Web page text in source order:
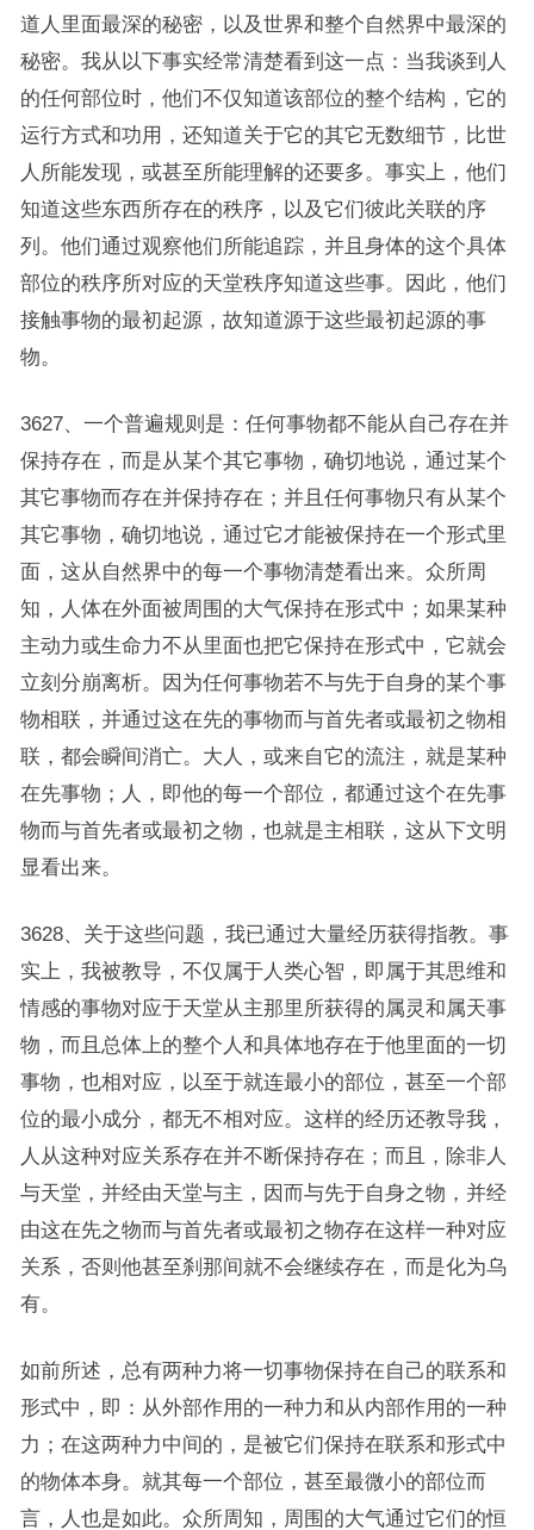
道人里面最深的秘密，以及世界和整个自然界中最深的
秘密。我从以下事实经常清楚看到这一点：当我谈到人
的任何部位时，他们不仅知道该部位的整个结构，它的
运行方式和功用，还知道关于它的其它无数细节，比世
人所能发现，或甚至所能理解的还要多。事实上，他们
知道这些东西所存在的秩序，以及它们彼此关联的序
列。他们通过观察他们所能追踪，并且身体的这个具体
部位的秩序所对应的天堂秩序知道这些事。因此，他们
接触事物的最初起源，故知道源于这些最初起源的事
物。
3627、一个普遍规则是：任何事物都不能从自己存在并
保持存在，而是从某个其它事物，确切地说，通过某个
其它事物而存在并保持存在；并且任何事物只有从某个
其它事物，确切地说，通过它才能被保持在一个形式里
面，这从自然界中的每一个事物清楚看出来。众所周
知，人体在外面被周围的大气保持在形式中；如果某种
主动力或生命力不从里面也把它保持在形式中，它就会
立刻分崩离析。因为任何事物若不与先于自身的某个事
物相联，并通过这在先的事物而与首先者或最初之物相
联，都会瞬间消亡。大人，或来自它的流注，就是某种
在先事物；人，即他的每一个部位，都通过这个在先事
物而与首先者或最初之物，也就是主相联，这从下文明
显看出来。
3628、关于这些问题，我已通过大量经历获得指教。事
实上，我被教导，不仅属于人类心智，即属于其思维和
情感的事物对应于天堂从主那里所获得的属灵和属天事
物，而且总体上的整个人和具体地存在于他里面的一切
事物，也相对应，以至于就连最小的部位，甚至一个部
位的最小成分，都无不相对应。这样的经历还教导我，
人从这种对应关系存在并不断保持存在；而且，除非人
与天堂，并经由天堂与主，因而与先于自身之物，并经
由这在先之物而与首先者或最初之物存在这样一种对应
关系，否则他甚至刹那间就不会继续存在，而是化为乌
有。
如前所述，总有两种力将一切事物保持在自己的联系和
形式中，即：从外部作用的一种力和从内部作用的一种
力；在这两种力中间的，是被它们保持在联系和形式中
的物体本身。就其每一个部位，甚至最微小的部位而
言，人也是如此。众所周知，周围的大气通过它们的恒